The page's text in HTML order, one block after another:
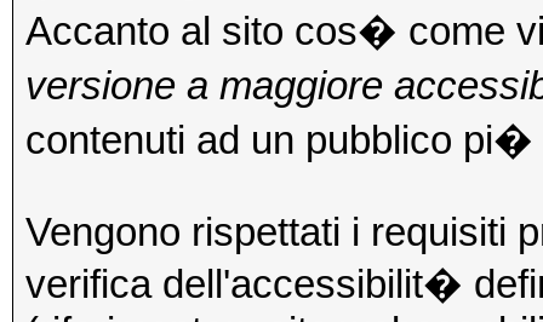
Accanto al sito cos� come
versione a maggiore
contenuti ad un pubblico pi�
Vengono rispettati i requisiti
verifica dell'accessibilit�